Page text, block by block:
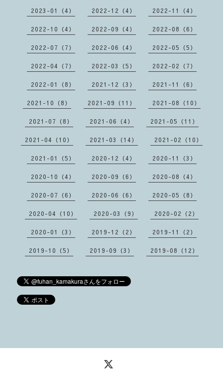
2023-01（4） 2022-12（4） 2022-11（4）
2022-10（4） 2022-09（4） 2022-08（6）
2022-07（7） 2022-06（4） 2022-05（5）
2022-04（7） 2022-03（5） 2022-02（7）
2022-01（8） 2021-12（3） 2021-11（6）
2021-10（8） 2021-09（11） 2021-08（10）
2021-07（8） 2021-06（4） 2021-05（11）
2021-04（10） 2021-03（14） 2021-02（10）
2021-01（5） 2020-12（4） 2020-11（3）
2020-10（4） 2020-09（6） 2020-08（4）
2020-07（6） 2020-06（6） 2020-05（8）
2020-04（10） 2020-03（9） 2020-02（2）
2020-01（3） 2019-12（2） 2019-11（2）
2019-10（5） 2019-09（3） 2019-08（12）